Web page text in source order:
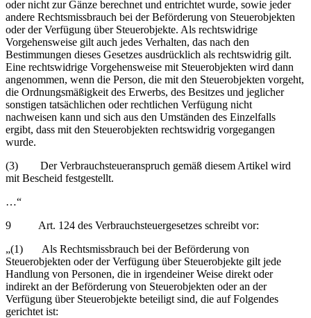
oder nicht zur Gänze berechnet und entrichtet wurde, sowie jeder
andere Rechtsmissbrauch bei der Beförderung von Steuerobjekten
oder der Verfügung über Steuerobjekte. Als rechtswidrige
Vorgehensweise gilt auch jedes Verhalten, das nach den
Bestimmungen dieses Gesetzes ausdrücklich als rechtswidrig gilt.
Eine rechtswidrige Vorgehensweise mit Steuerobjekten wird dann
angenommen, wenn die Person, die mit den Steuerobjekten vorgeht,
die Ordnungsmäßigkeit des Erwerbs, des Besitzes und jeglicher
sonstigen tatsächlichen oder rechtlichen Verfügung nicht
nachweisen kann und sich aus den Umständen des Einzelfalls
ergibt, dass mit den Steuerobjekten rechtswidrig vorgegangen
wurde.
(3) Der Verbrauchsteueranspruch gemäß diesem Artikel wird
mit Bescheid festgestellt.
…“
9 Art. 124 des Verbrauchsteuergesetzes schreibt vor:
„(1) Als Rechtsmissbrauch bei der Beförderung von
Steuerobjekten oder der Verfügung über Steuerobjekte gilt jede
Handlung von Personen, die in irgendeiner Weise direkt oder
indirekt an der Beförderung von Steuerobjekten oder an der
Verfügung über Steuerobjekte beteiligt sind, die auf Folgendes
gerichtet ist: